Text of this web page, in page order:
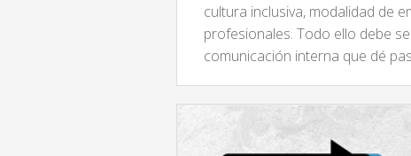
cultura inclusiva, modalidad de
profesionales. Todo ello debe
comunicación interna que dé